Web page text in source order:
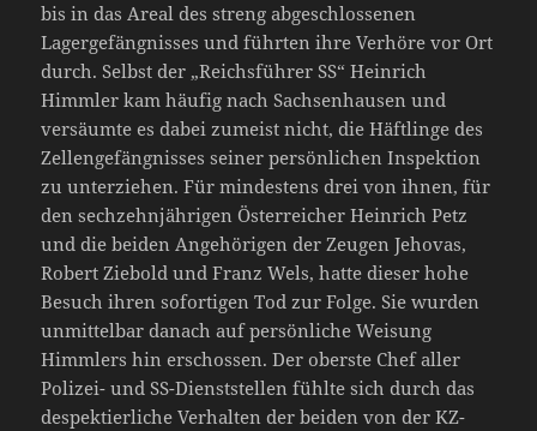
bis in das Areal des streng abgeschlossenen
Lagergefängnisses und führten ihre Verhöre vor Ort
durch. Selbst der „Reichsführer SS“ Heinrich
Himmler kam häufig nach Sachsenhausen und
versäumte es dabei zumeist nicht, die Häftlinge des
Zellengefängnisses seiner persönlichen Inspektion
zu unterziehen. Für mindestens drei von ihnen, für
den sechzehnjährigen Österreicher Heinrich Petz
und die beiden Angehörigen der Zeugen Jehovas,
Robert Ziebold und Franz Wels, hatte dieser hohe
Besuch ihren sofortigen Tod zur Folge. Sie wurden
unmittelbar danach auf persönliche Weisung
Himmlers hin erschossen. Der oberste Chef aller
Polizei- und SS-Dienststellen fühlte sich durch das
despektierliche Verhalten der beiden von der KZ-